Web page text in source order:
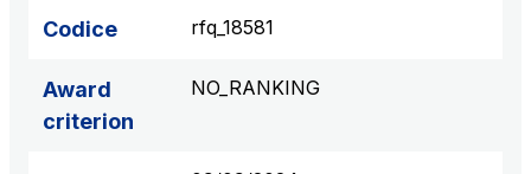
Tangenziale di Napoli S.p.A.
Concession expiring in 2037
Codice rfq_18581
Award
criterion
NO_RANKING